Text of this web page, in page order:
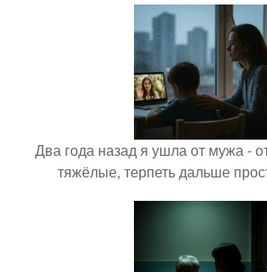
Два года назад я ушла от мужа -
тяжёлые, терпеть дальше